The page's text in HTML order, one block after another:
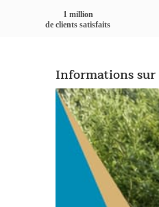
1 million
de clients satisfaits
Informations